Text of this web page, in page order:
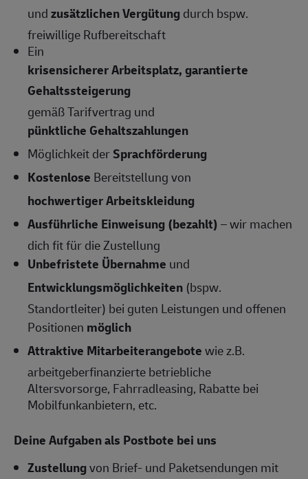
undzusätzlichen Vergütungdurch bspw.
freiwillige Rufbereitschaft
Ein
krisensicherer Arbeitsplatz, garantierte
Gehaltssteigerung
gemäß Tarifvertrag und
pünktliche Gehaltszahlungen
Möglichkeit derSprachförderung
Kostenlose Bereitstellung von
hochwertiger Arbeitskleidung
Ausführliche Einweisung (bezahlt)– wir machen
dich fit für die Zustellung
Unbefristete Übernahme und
Entwicklungsmöglichkeiten (bspw.
Standortleiter) bei guten Leistungen und offenen
Positionen möglich
Attraktive Mitarbeiterangebotewie z.B.
arbeitgeberfinanzierte betriebliche
Altersvorsorge, Fahrradleasing, Rabatte bei
Mobilfunkanbietern, etc.
Deine Aufgaben als Postbote bei uns
Zustellungvon Brief- und Paketsendungen mit